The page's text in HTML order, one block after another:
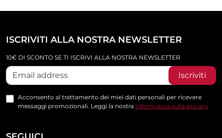
ISCRIVITI ALLA NOSTRA NEWSLETTER
10€ DI SCONTO SE TI ISCRIVI ALLA NOSTRA NEWSLETTER
Iscriviti
Acconsento al trattamento dei miei dati personali per ricevere
messaggi promozionali. Leggi la nostra informativa sulla privacy